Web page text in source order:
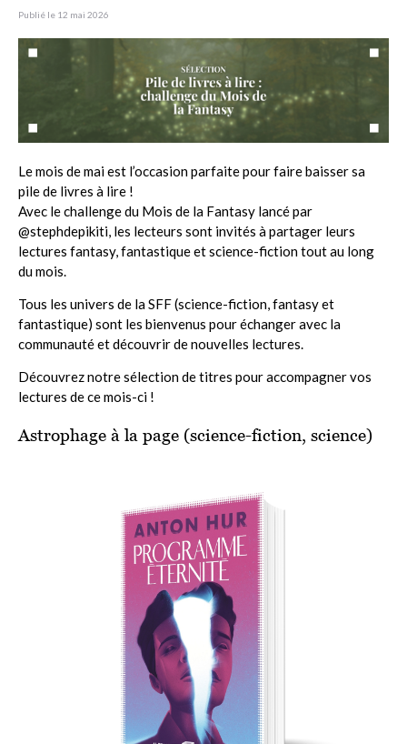
Publié le 12 mai 2026
Image
Le mois de mai est l’occasion parfaite pour faire baisser sa
pile de livres à lire !
Avec le challenge du Mois de la Fantasy lancé par
@stephdepikiti, les lecteurs sont invités à partager leurs
lectures fantasy, fantastique et science-fiction tout au long
du mois.
Tous les univers de la SFF (science-fiction, fantasy et
fantastique) sont les bienvenus pour échanger avec la
communauté et découvrir de nouvelles lectures.
Découvrez notre sélection de titres pour accompagner vos
lectures de ce mois-ci !
Astrophage à la page (science-fiction, science)